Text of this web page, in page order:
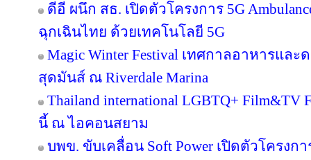
ดีอี ผนึก สธ. เปิดตัวโครงการ 5G
ฉุกเฉินไทย ด้วยเทคโนโลยี 5G
Magic Winter Festival เทศกาลอาหารแ
สุดมันส์ ณ Riverdale Marina
Thailand international LGBTQ+ Film&TV
นี้ ณ ไอคอนสยาม
บพข. ขับเคลื่อน Soft Power เปิดตัวโครง